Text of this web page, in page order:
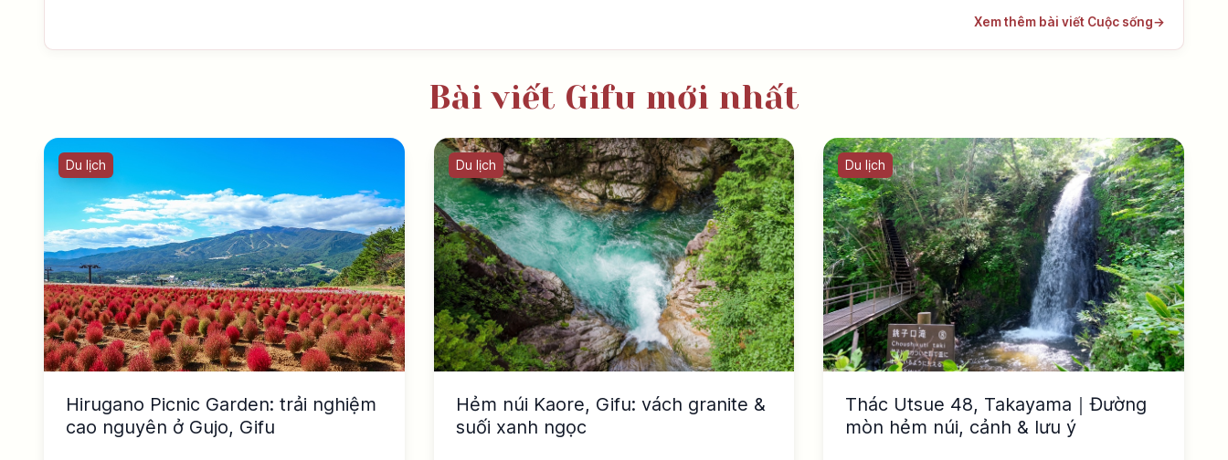
Xem thêm bài viết Cuộc sống→
Bài viết Gifu mới nhất
Du lịch
Hirugano Picnic Garden: trải nghiệm
cao nguyên ở Gujo, Gifu
Du lịch
Hẻm núi Kaore, Gifu: vách granite &
suối xanh ngọc
Du lịch
Thác Utsue 48, Takayama｜Đường
mòn hẻm núi, cảnh & lưu ý